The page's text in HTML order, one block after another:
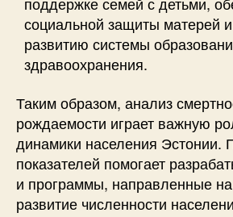
социальной защиты матерей
развитию системы
здравоохранения.
Таким образом, анализ
рождаемости играет важную
динамики населения Эстонии.
показателей помогает
и программы, направленные
развитие численности